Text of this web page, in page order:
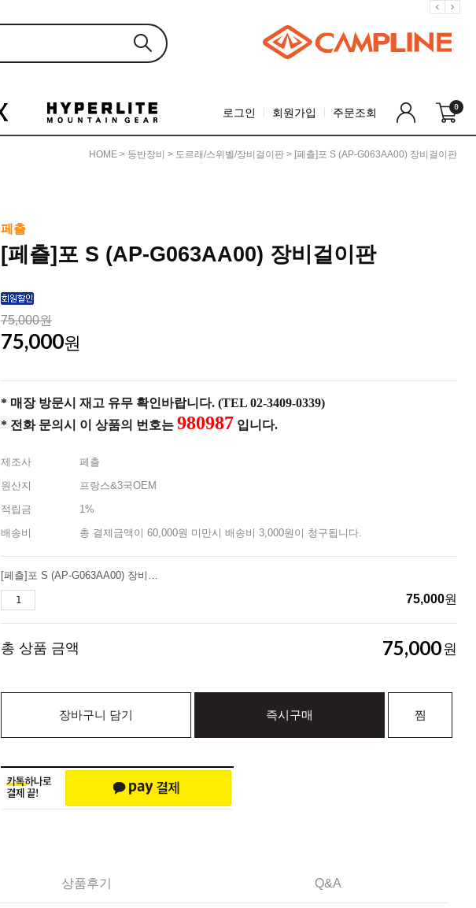
로그인 회원가입 주문조회 0
HOME > 등반장비 > 도르래/스위벨/장비걸이판 > [페츨]포 S (AP-G063AA00) 장비걸이판
페츨
[페츨]포 S (AP-G063AA00) 장비걸이판
75,000원
75,000원
* 매장 방문시 재고 유무 확인바랍니다. (TEL 02-3409-0339)
* 전화 문의시 이 상품의 번호는 980987 입니다.
제조사
페츨
원산지
프랑스&3국OEM
적립금
1%
배송비
총 결제금액이 60,000원 미만시 배송비 3,000원이 청구됩니다.
[페츨]포 S (AP-G063AA00) 장비걸이판
75,000원
총 상품 금액 75,000원
장바구니 담기 즉시구매 찜
상품후기 Q&A